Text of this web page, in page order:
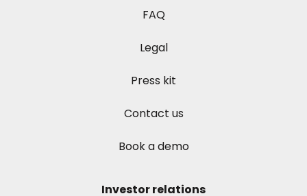
FAQ
Legal
Press kit
Contact us
Book a demo
Investor relations